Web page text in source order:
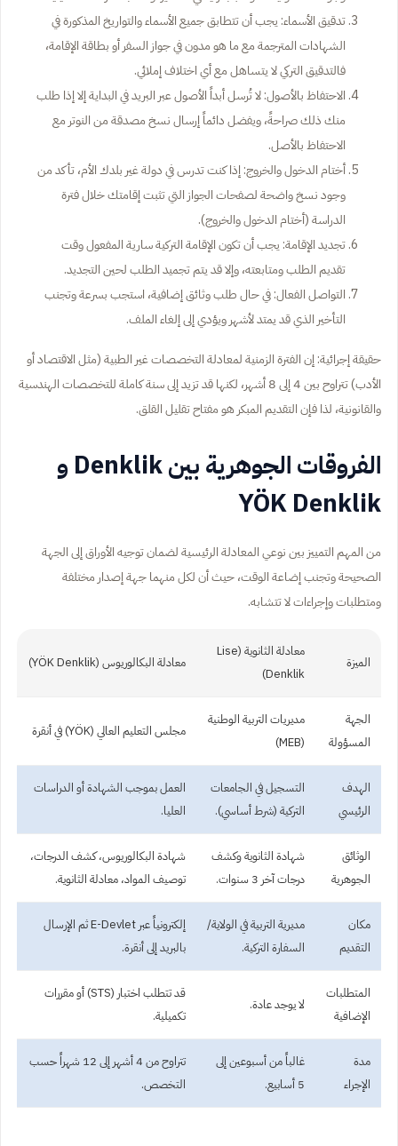
تدقيق الأسماء: يجب أن تتطابق جميع الأسماء والتواريخ المذكورة في
الشهادات المترجمة مع ما هو مدون في جواز السفر أو بطاقة الإقامة،
فالتدقيق التركي لا يتساهل مع أي اختلاف إملائي.
الاحتفاظ بالأصول: لا تُرسل أبداً الأصول عبر البريد في البداية إلا إذا طلب
منك ذلك صراحةً، ويفضل دائماً إرسال نسخ مصدقة من النوتر مع
الاحتفاظ بالأصل.
أختام الدخول والخروج: إذا كنت تدرس في دولة غير بلدك الأم، تأكد من
وجود نسخ واضحة لصفحات الجواز التي تثبت إقامتك خلال فترة
الدراسة (أختام الدخول والخروج).
تجديد الإقامة: يجب أن تكون الإقامة التركية سارية المفعول وقت
تقديم الطلب ومتابعته، وإلا قد يتم تجميد الطلب لحين التجديد.
التواصل الفعال: في حال طلب وثائق إضافية، استجب بسرعة وتجنب
التأخير الذي قد يمتد لأشهر ويؤدي إلى إلغاء الملف.
حقيقة إجرائية: إن الفترة الزمنية لمعادلة التخصصات غير الطبية (مثل الاقتصاد أو
الأدب) تتراوح بين 4 إلى 8 أشهر، لكنها قد تزيد إلى سنة كاملة للتخصصات الهندسية
والقانونية، لذا فإن التقديم المبكر هو مفتاح تقليل القلق.
الفروقات الجوهرية بين Denklik و
YÖK Denklik
من المهم التمييز بين نوعي المعادلة الرئيسية لضمان توجيه الأوراق إلى الجهة
الصحيحة وتجنب إضاعة الوقت، حيث أن لكل منهما جهة إصدار مختلفة
ومتطلبات وإجراءات لا تتشابه.
الميزة
معادلة الثانوية (Lise
Denklik)
معادلة البكالوريوس (YÖK Denklik)
الجهة
المسؤولة
مديريات التربية الوطنية
(MEB)
مجلس التعليم العالي (YÖK) في أنقرة
الهدف
الرئيسي
التسجيل في الجامعات
التركية (شرط أساسي).
العمل بموجب الشهادة أو الدراسات
العليا.
الوثائق
الجوهرية
شهادة الثانوية وكشف
درجات آخر 3 سنوات.
شهادة البكالوريوس، كشف الدرجات،
توصيف المواد، معادلة الثانوية.
مكان
التقديم
مديرية التربية في الولاية/
السفارة التركية.
إلكترونياً عبر E-Devlet ثم الإرسال
بالبريد إلى أنقرة.
المتطلبات
الإضافية
لا يوجد عادة.
قد تتطلب اختبار (STS) أو مقررات
تكميلية.
مدة
الإجراء
غالباً من أسبوعين إلى
5 أسابيع.
تتراوح من 4 أشهر إلى 12 شهراً حسب
التخصص.